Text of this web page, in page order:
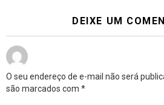
DEIXE UM
O seu endereço de e-mail não será
são marcados com *